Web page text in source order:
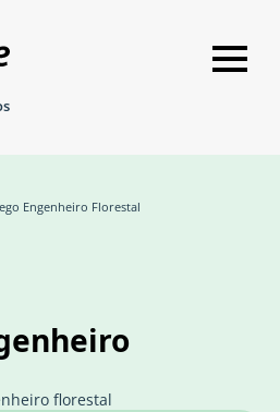
Engenheiro Florestal
florestal